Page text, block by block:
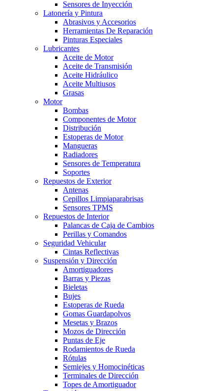
Sensores de Inyección
Latonería y Pintura
Abrasivos y Accesorios
Herramientas De Reparación
Pinturas Especiales
Lubricantes
Aceite de Motor
Aceite de Transmisión
Aceite Hidráulico
Aceite Multiusos
Grasas
Motor
Bombas
Componentes de Motor
Distribución
Estoperas de Motor
Mangueras
Radiadores
Sensores de Temperatura
Soportes
Repuestos de Exterior
Antenas
Cepillos Limpiaparabrisas
Sensores TPMS
Repuestos de Interior
Palancas de Caja de Cambios
Perillas y Comandos
Seguridad Vehicular
Cintas Reflectivas
Suspensión y Dirección
Amortiguadores
Barras y Piezas
Bieletas
Bujes
Estoperas de Rueda
Gomas Guardapolvos
Mesetas y Brazos
Mozos de Dirección
Puntas de Eje
Rodamientos de Rueda
Rótulas
Semiejes y Homocinéticas
Terminales de Dirección
Topes de Amortiguador